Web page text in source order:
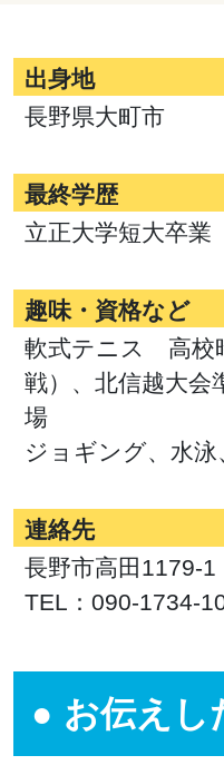
出身地
長野県大町市
最終学歴
立正大学短大卒業
趣味・資格など
軟式テニス 高校
戦）、北信越大会
場
ジョギング、水泳
連絡先
長野市高田1179-
TEL：090-1734-
お伝えし